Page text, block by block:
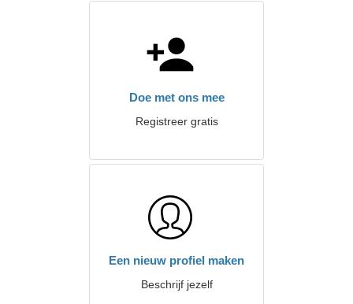
Doe met ons mee
Registreer gratis
Een nieuw profiel maken
Beschrijf jezelf